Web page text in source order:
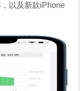
以及新款iPhone